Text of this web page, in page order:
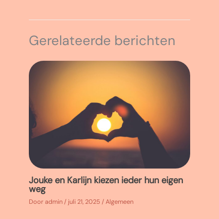
Gerelateerde berichten
Jouke en Karlijn kiezen ieder hun eigen
weg
Dooradmin / juli 21, 2025 /Algemeen